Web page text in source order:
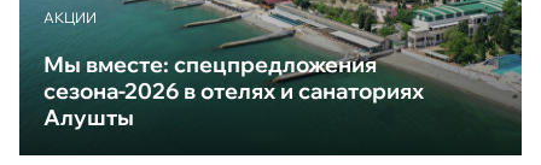
АКЦИИ
Мы вместе: спецпредложения
сезона-2026 в отелях и санаториях
Алушты